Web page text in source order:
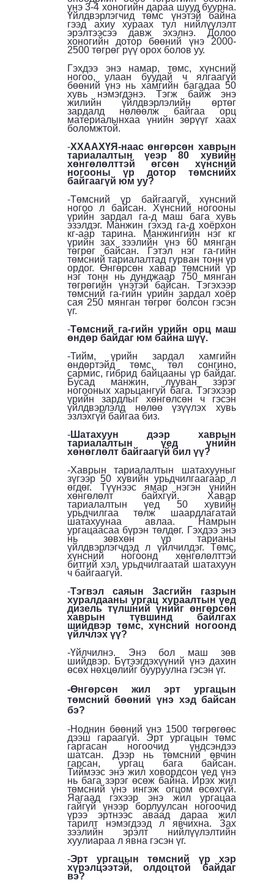
үнэ 3-4 хоногийн дараа шууд буурна.
Үйлдвэрлэгчид төмс үнэтэй байна
гээд ахиу хураах тул нийлүүлэлт
эрэлтээсээ давж эхэлнэ. Долоо
хоногийн дотор бөөний үнэ 2000-
2500 төгрөг рүү орох болов уу.
Гэхдээ энэ намар, төмс, хүнсний
ногоо, улаан буудай ч ялгаагүй
бөөний үнэ нь хамгийн багадаа 50
хувь нэмэгдэнэ. Тэгж байж энэ
жилийн үйлдвэрлэлийн өртөг
зардалд нөлөөлж байгаа орц
материалынхаа үнийн зөрүүг хаах
боломжтой.
-ХХААХҮЯ-наас өнгөрсөн хаврын
тариалалтын үеэр 80 хувийн
хөнгөлөлттэй өгсөн хүнсний
ногооны үр дотор төмснийх
байгаагүй юм уу?
-Төмсний үр байгаагүй, хүнсний
ногоо л байсан. Хүнсний ногооны
үрийн зардал га-д маш бага хувь
эзэлдэг. Манжин гэхэд га-д хоёрхон
кг-аар тарина. Манжингийн нэг кг
үрийн зах зээлийн үнэ 60 мянган
төгрөг байсан. Гэтэл нэг га-гийн
төмсний тариалалтад гурван тонн үр
ордог. Өнгөрсөн хавар төмсний үр
нэг тонн нь дунджаар 750 мянган
төгрөгийн үнэтэй байсан. Тэгэхээр
төмсний га-гийн үрийн зардал хоёр
сая 250 мянган төгрөг болсон гэсэн
үг.
-Төмсний га-гийн үрийн орц маш
өндөр байдаг юм байна шүү.
-Тийм, үрийн зардал хамгийн
өндөртэйд төмс, төл сонгино,
сармис, гибрид байцааны үр байдаг.
Бусад манжин, лууван зэрэг
ногооных харьцангуй бага. Тэгэхээр
үрийн зардлыг хөнгөлсөн ч гэсэн
үйлдвэрлэлд нөлөө үзүүлэх хувь
эзлэхгүй байгаа биз.
-Шатахуун дээр хаврын
тариалалтын үед үнийн
хөнөглөлт байгаагүй бил үү?
-Хаврын тариалалтын шатахууныг
зүгээр 50 хувийн урьдчилгаагаар л
өгдөг. Түүнээс ямар нэгэн үнийн
хөнгөлөлт байхгүй. Хавар
тариалалтын үед 50 хувийн
урьдчилгаа төлж шаардлагатай
шатахуунаа авлаа. Намрын
ургацаасаа бүрэн төлдөг. Гэхдээ энэ
нь зөвхөн үр тарианы
үйлдвэрлэгчдэд л үйлчилдэг. Төмс,
хүнсний ногоонд хөнгөлөлттэй
битгий хэл, урьдчилгаатай шатахуун
ч байгаагүй.
-Тэгвэл саяын Засгийн газрын
хуралдааны ургац хураалтын үед
дизель түлшний үнийг өнгөрсөн
хаврын түвшинд байлгах
шийдвэр төмс, хүнсний ногоонд
үйлчлэх үү?
-Үйлчилнэ. Энэ бол маш зөв
шийдвэр. Бүтээгдэхүүний үнэ дахин
өсөх нөхцөлийг бууруулна гэсэн үг.
-Өнгөрсөн жил эрт ургацын
төмсний бөөний үнэ хэд байсан
бэ?
-Ноднин бөөний үнэ 1500 төгрөгөөс
дээш гараагүй. Эрт ургацын төмс
гаргасан ногоочид үндсэндээ
шатсан. Дээр нь төмсний өвчин
гарсан, ургац бага байсан.
Тиймээс энэ жил ховордсон үед үнэ
нь бага зэрэг өсөж байна. Ирэх жил
төмсний үнэ ингэж огцом өсөхгүй.
Яагаад гэхээр энэ жил ургацаа
гайгүй үнээр борлуулсан ногоочид
үрээ эртнээс аваад дараа жил
тарилт нэмэгдээд л явчихна. Зах
зээлийн эрэлт нийлүүлэлтийн
хуулиараа л явна гэсэн үг.
-Эрт ургацын төмсний үр хэр
хүрэлцээтэй, олдоцтой байдаг
вэ?